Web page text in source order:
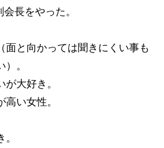
長をやった。
と向かっては聞きにくい事も
。
が大好き。
い女性。